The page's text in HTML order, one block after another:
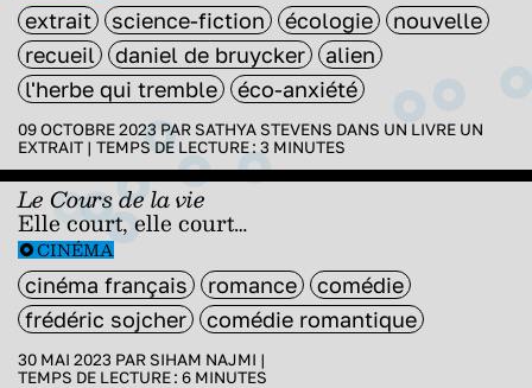
extrait science-fiction écologie
nouvelle
recueil
daniel de bruycker
alien
l'herbe qui tremble
éco-anxiété
09 OCTOBRE 2023 PAR SATHYA STEVENS DANS UN LIVRE UN
EXTRAIT | TEMPS DE LECTURE : 3 MINUTES
Le Cours de la vie
Elle court, elle court…
CINÉMA
cinéma français romance
comédie
frédéric sojcher
comédie romantique
30 MAI 2023 PAR SIHAM NAJMI |
TEMPS DE LECTURE : 6 MINUTES